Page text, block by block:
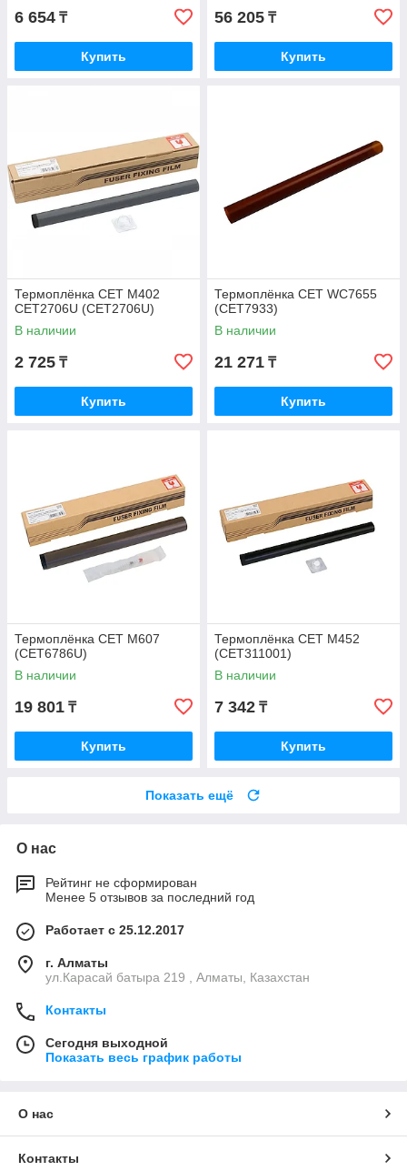
6 654 ₸
Купить
56 205 ₸
Купить
Термоплёнка CET M402
CET2706U (CET2706U)
В наличии
2 725 ₸
Купить
Термоплёнка CET WC7655
(CET7933)
В наличии
21 271 ₸
Купить
Термоплёнка CET M607
(CET6786U)
В наличии
19 801 ₸
Купить
Термоплёнка CET M452
(CET311001)
В наличии
7 342 ₸
Купить
Показать ещё
О нас
Рейтинг не сформирован
Менее 5 отзывов за последний год
Работает с 25.12.2017
г. Алматы
ул.Карасай батыра 219 , Алматы, Казахстан
Контакты
Сегодня выходной
Показать весь график работы
О нас
Контакты